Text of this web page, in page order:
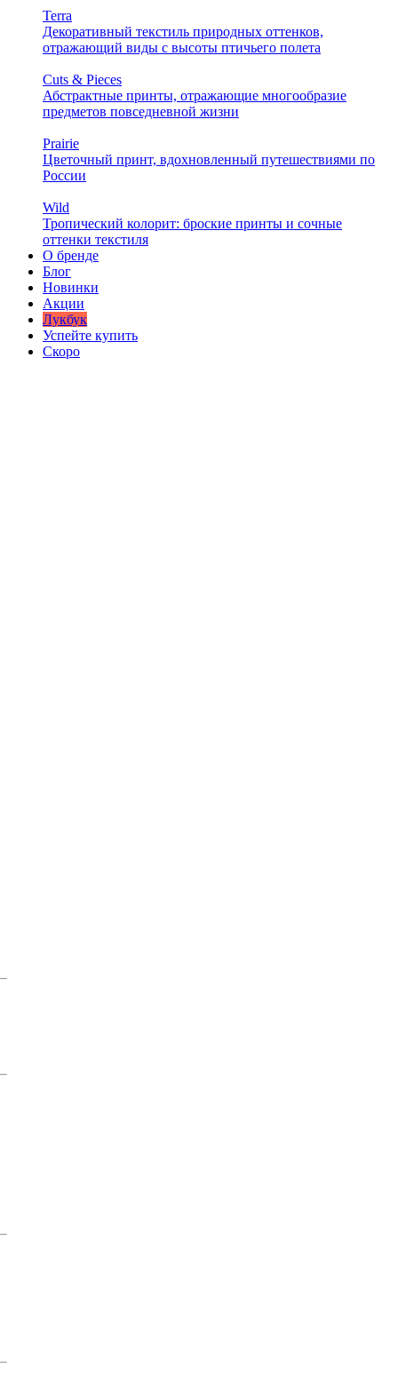
Terra
Декоративный текстиль природных оттенков,
отражающий виды с высоты птичьего полета
Cuts & Pieces
Абстрактные принты, отражающие многообразие
предметов повседневной жизни
Prairie
Цветочный принт, вдохновленный путешествиями по
России
Wild
Тропический колорит: броские принты и сочные
оттенки текстиля
О бренде
Блог
Новинки
Акции
Лукбук
Успейте купить
Скоро